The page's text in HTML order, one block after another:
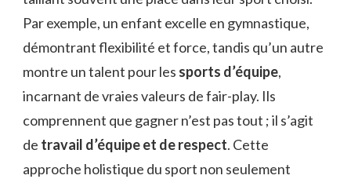
Par exemple, un enfant excelle en gymnastique,
démontrant flexibilité et force, tandis qu’un autre
montre un talent pour les sports d’équipe,
incarnant de vraies valeurs de fair-play. Ils
comprennent que gagner n’est pas tout ; il s’agit
de travail d’équipe et de respect. Cette
approche holistique du sport non seulement